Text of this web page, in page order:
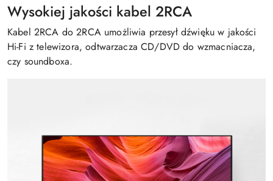
Wysokiej jakości kabel 2RCA
Kabel 2RCA do 2RCA umożliwia przesył dźwięku w jakości
Hi-Fi z telewizora, odtwarzacza CD/DVD do wzmacniacza,
czy soundboxa.